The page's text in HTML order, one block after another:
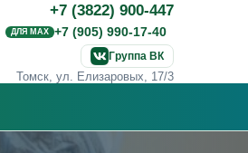
+7 (3822) 900-447
ДЛЯ MAX +7 (905) 990-17-40
Группа ВК
Томск, ул. Елизаровых, 17/3